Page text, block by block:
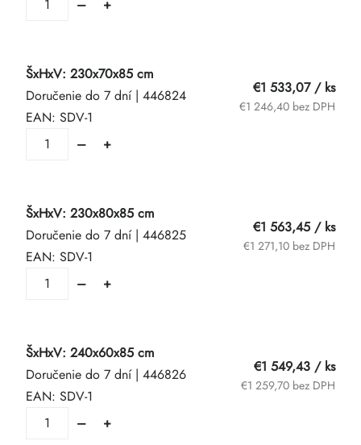
ŠxHxV: 230x70x85 cm
Doručenie do 7 dní | 446824
EAN: SDV-1
€1 533,07 / ks
€1 246,40 bez DPH
ŠxHxV: 230x80x85 cm
Doručenie do 7 dní | 446825
EAN: SDV-1
€1 563,45 / ks
€1 271,10 bez DPH
ŠxHxV: 240x60x85 cm
Doručenie do 7 dní | 446826
EAN: SDV-1
€1 549,43 / ks
€1 259,70 bez DPH